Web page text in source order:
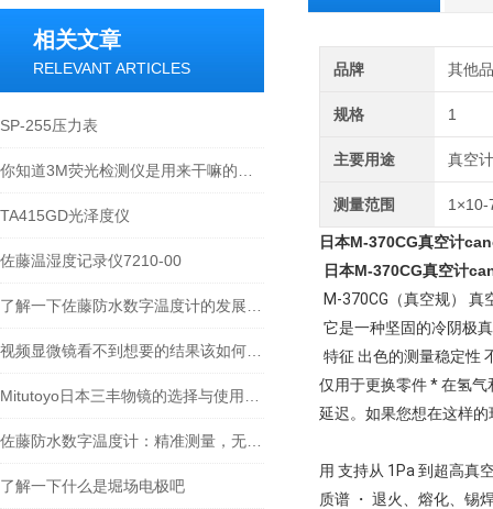
相关文章
RELEVANT ARTICLES
SP-255压力表
TA415GD光泽度仪
佐藤温湿度记录仪7210-00
了解一下什么是堀场电极吧
品牌 其他
规格 1
主要用途 真空计
测量范围 1×10-
日本M-370CG真空计
日本M-370CG真空计
M-370CG（真空规） 真
它是一种坚固的冷阴极
特征 出色的测量稳定性
仅用于更换零件 * 在氢
延迟。如果您想在这样
用 支持从 1Pa 到超高真
质谱 ・ 退火、熔化、锡